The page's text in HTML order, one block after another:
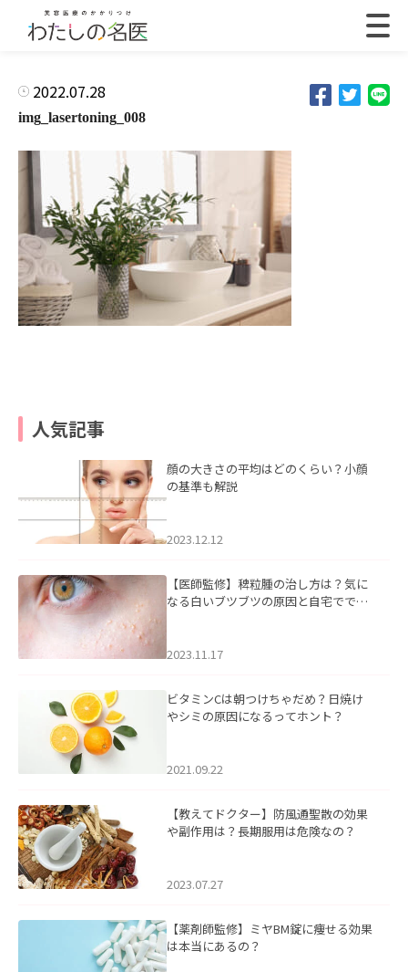
2022.07.28
img_lasertoning_008
人気記事
顔の大きさの平均はどのくらい？小顔
の基準も解説
2023.12.12
【医師監修】稗粒腫の治し方は？気に
なる白いブツブツの原因と自宅ででき
2023.11.17
ビタミンCは朝つけちゃだめ？日焼け
やシミの原因になるってホント？
2021.09.22
【教えてドクター】防風通聖散の効果
や副作用は？長期服用は危険なの？
2023.07.27
【薬剤師監修】ミヤBM錠に痩せる効果
は本当にあるの？